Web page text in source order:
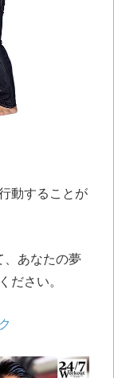
動することが
、あなたの夢
ださい。